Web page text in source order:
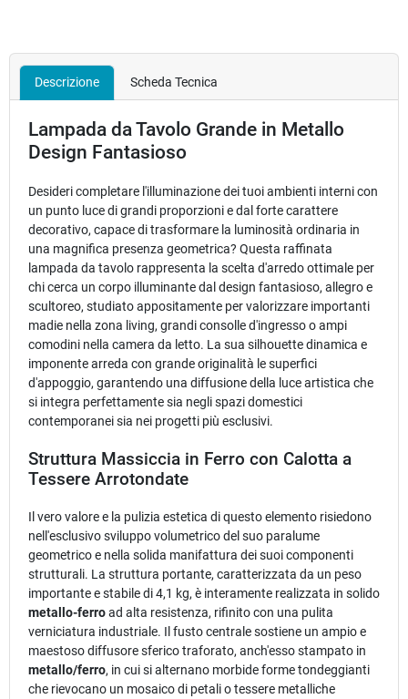
Descrizione Scheda Tecnica
Lampada da Tavolo Grande in Metallo
Design Fantasioso
Desideri completare l'illuminazione dei tuoi ambienti interni con
un punto luce di grandi proporzioni e dal forte carattere
decorativo, capace di trasformare la luminosità ordinaria in
una magnifica presenza geometrica? Questa raffinata
lampada da tavolo rappresenta la scelta d'arredo ottimale per
chi cerca un corpo illuminante dal design fantasioso, allegro e
scultoreo, studiato appositamente per valorizzare importanti
madie nella zona living, grandi consolle d'ingresso o ampi
comodini nella camera da letto. La sua silhouette dinamica e
imponente arreda con grande originalità le superfici
d'appoggio, garantendo una diffusione della luce artistica che
si integra perfettamente sia negli spazi domestici
contemporanei sia nei progetti più esclusivi.
Struttura Massiccia in Ferro con Calotta a
Tessere Arrotondate
Il vero valore e la pulizia estetica di questo elemento risiedono
nell'esclusivo sviluppo volumetrico del suo paralume
geometrico e nella solida manifattura dei suoi componenti
strutturali. La struttura portante, caratterizzata da un peso
importante e stabile di 4,1 kg, è interamente realizzata in solido
metallo-ferroad alta resistenza, rifinito con una pulita
verniciatura industriale. Il fusto centrale sostiene un ampio e
maestoso diffusore sferico traforato, anch'esso stampato in
metallo/ferro, in cui si alternano morbide forme tondeggianti
che rievocano un mosaico di petali o tessere metalliche